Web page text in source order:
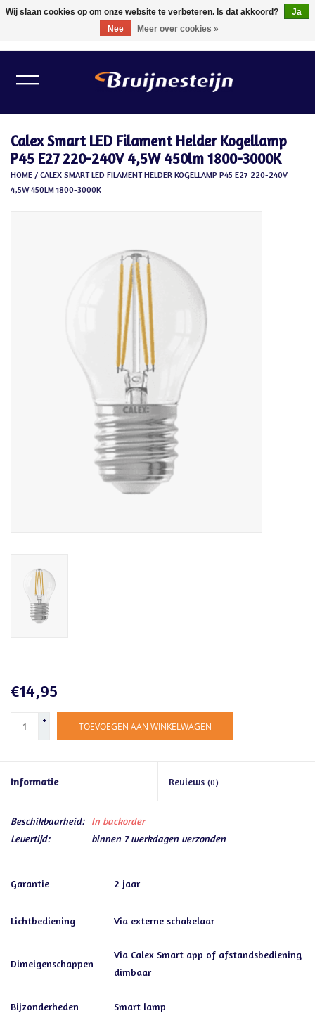
Verlichting
Schilder Toebehoren
Calex Smart LED Filament Helder Kogellamp
P45 E27 220-240V 4,5W 450lm 1800-3000K
HOME / CALEX SMART LED FILAMENT HELDER KOGELLAMP P45 E27 220-240V
4,5W 450LM 1800-3000K
€14,95
+
-
TOEVOEGEN AAN WINKELWAGEN
Informatie Reviews (0)
Beschikbaarheid:
In backorder
Levertijd:
binnen 7 werkdagen verzonden
Garantie 2 jaar
Lichtbediening Via externe schakelaar
Dimeigenschappen
Via Calex Smart app of afstandsbediening
dimbaar
Bijzonderheden Smart lamp
Wij slaan cookies op om onze website te verbeteren. Is dat akkoord?
Ja
Nee
Meer over cookies »